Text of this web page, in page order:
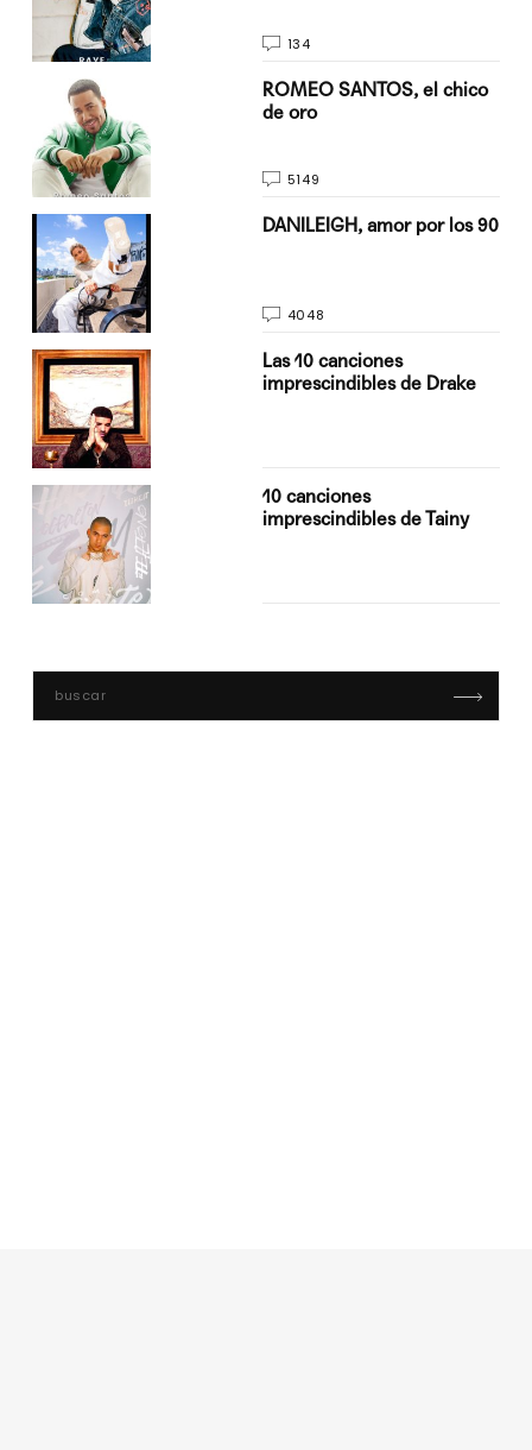
134
ROMEO SANTOS, el chico
de oro
5149
DANILEIGH, amor por los 90
4048
Las 10 canciones
imprescindibles de Drake
10 canciones
imprescindibles de Tainy